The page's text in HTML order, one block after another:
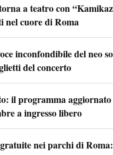
a teatro con
nel cuore di Roma
inconfondibile del neo
del concerto
il programma
a ingresso libero
nei parchi di